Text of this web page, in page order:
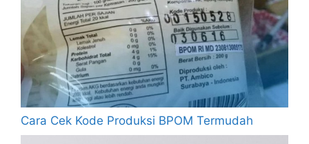
Cara Cek Kode Produksi BPOM Termudah